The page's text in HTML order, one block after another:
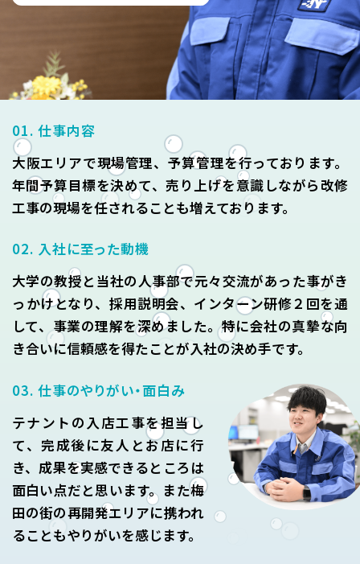
01. 仕事内容
大阪エリアで現場管理、予算管理を行っております。
年間予算目標を決めて、売り上げを意識しながら改修
工事の現場を任されることも増えております。
02. 入社に至った動機
大学の教授と当社の人事部で元々交流があった事がき
っかけとなり、採用説明会、インターン研修２回を通
して、事業の理解を深めました。特に会社の真摯な向
き合いに信頼感を得たことが入社の決め手です。
03. 仕事のやりがい・面白み
テナントの入店工事を担当し
て、完成後に友人とお店に行
き、成果を実感できるところは
面白い点だと思います。また梅
田の街の再開発エリアに携われ
ることもやりがいを感じます。